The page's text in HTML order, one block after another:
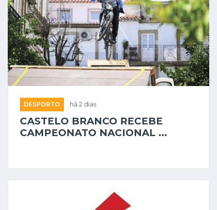
DESPORTO há 2 dias
CASTELO BRANCO RECEBE
CAMPEONATO NACIONAL ...